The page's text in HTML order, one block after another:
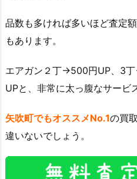
品数も多ければ多いほど査定
もあります。
エアガン２丁→500円UP、3
UPと、非常に太っ腹なサービ
矢吹町でもオススメNo.1の買
違いないでしょう。